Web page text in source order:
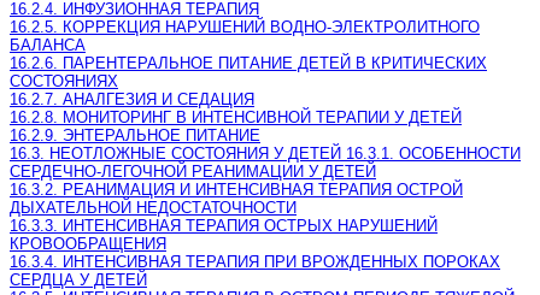
16.2.4. ИНФУЗИОННАЯ ТЕРАПИЯ
16.2.5. КОРРЕКЦИЯ НАРУШЕНИЙ ВОДНО-ЭЛЕКТРОЛИТНОГО
БАЛАНСА
16.2.6. ПАРЕНТЕРАЛЬНОЕ ПИТАНИЕ ДЕТЕЙ В КРИТИЧЕСКИХ
СОСТОЯНИЯХ
16.2.7. АНАЛГЕЗИЯ И СЕДАЦИЯ
16.2.8. МОНИТОРИНГ В ИНТЕНСИВНОЙ ТЕРАПИИ У ДЕТЕЙ
16.2.9. ЭНТЕРАЛЬНОЕ ПИТАНИЕ
16.3. НЕОТЛОЖНЫЕ СОСТОЯНИЯ У ДЕТЕЙ 16.3.1. ОСОБЕННОСТИ
СЕРДЕЧНО-ЛЕГОЧНОЙ РЕАНИМАЦИИ У ДЕТЕЙ
16.3.2. РЕАНИМАЦИЯ И ИНТЕНСИВНАЯ ТЕРАПИЯ ОСТРОЙ
ДЫХАТЕЛЬНОЙ НЕДОСТАТОЧНОСТИ
16.3.3. ИНТЕНСИВНАЯ ТЕРАПИЯ ОСТРЫХ НАРУШЕНИЙ
КРОВООБРАЩЕНИЯ
16.3.4. ИНТЕНСИВНАЯ ТЕРАПИЯ ПРИ ВРОЖДЕННЫХ ПОРОКАХ
СЕРДЦА У ДЕТЕЙ